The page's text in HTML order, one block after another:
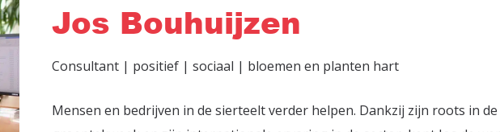
Jos Bouhuijzen
Consultant | positief | sociaal | bloemen en planten hart
Mensen en bedrijven in de sierteelt verder helpen. Dankzij zijn roots in